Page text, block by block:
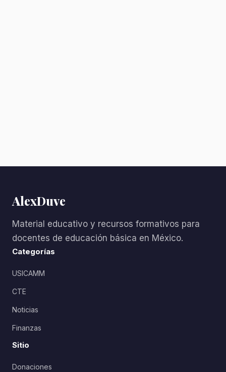
AlexDuve
Material educativo y recursos formativos para
docentes de educación básica en México.
Categorías
USICAMM
CTE
Noticias
Finanzas
Sitio
Donaciones